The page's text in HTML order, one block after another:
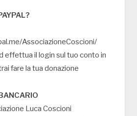
AssociazioneCoscioni/
effettua il login sul tuo conto in
fare la tua donazione
Luca Coscioni